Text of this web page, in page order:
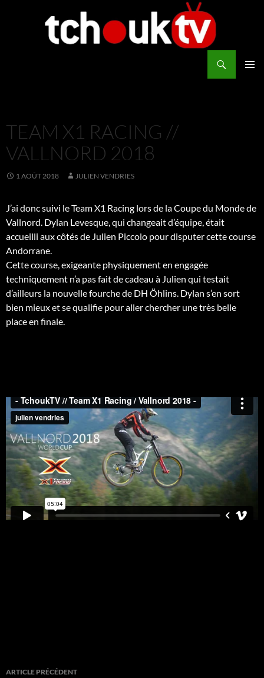
TEAM X1 RACING //
VALLNORD 2018
1 AOÛT 2018 JULIEN VENDRIES
J’ai donc suivi leTeam X1 Racing lors de la Coupe du Monde de
Vallnord. Dylan Levesque, qui changeait d’équipe, était
accueilli aux côtés de Julien Piccolo pour disputer cette course
Andorrane.
Cette course, exigeante physiquement en engagée
techniquement n’a pas fait de cadeau à Julien qui testait
d’ailleurs la nouvelle fourche de DH Öhlins. Dylan s’en sort
bien mieux et se qualifie pour aller chercher une très belle
place en finale.
Navigation
ARTICLE PRÉCÉDENT